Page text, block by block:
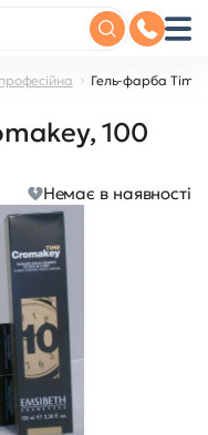
Гель-фарба Time
100
Немає в наявності